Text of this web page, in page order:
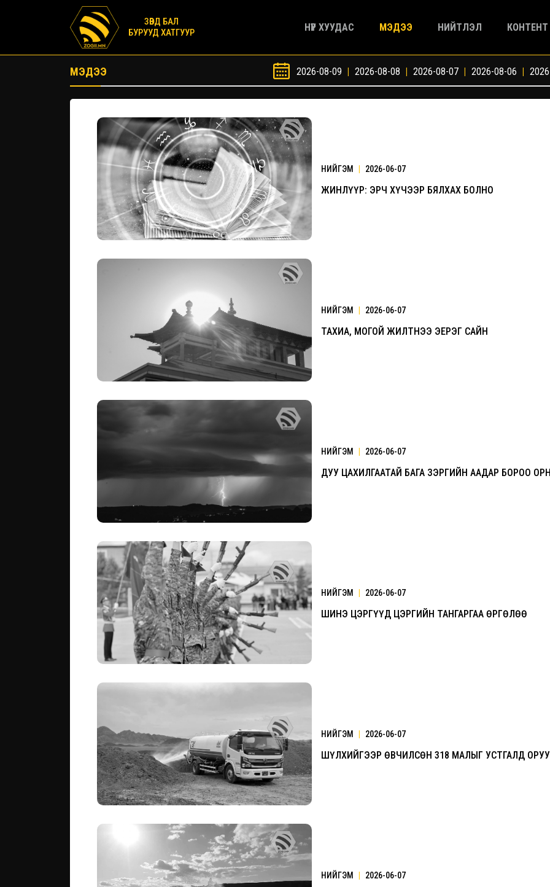
ЗӨВД БАЛ
БУРУУД ХАТГУУР
НҮҮР ХУУДАС МЭДЭЭ НИЙТЛЭЛ КОНТЕНТ
МЭДЭЭ 2026-08-09 | 2026-08-08 | 2026-08-07 | 2026-08-06 |
НИЙГЭМ | 2026-06-07
ЖИНЛҮҮР: ЭРЧ ХҮЧЭЭР БЯЛХАХ БОЛНО
НИЙГЭМ | 2026-06-07
ТАХИА, МОГОЙ ЖИЛТНЭЭ ЭЕРЭГ САЙН
НИЙГЭМ | 2026-06-07
ДУУ ЦАХИЛГААТАЙ БАГА ЗЭРГИЙН ААДАР БОРОО
НИЙГЭМ | 2026-06-07
ШИНЭ ЦЭРГҮҮД ЦЭРГИЙН ТАНГАРГАА ӨРГӨЛӨӨ
НИЙГЭМ | 2026-06-07
ШҮЛХИЙГЭЭР ӨВЧИЛСӨН 318 МАЛЫГ УСТГАЛД
НИЙГЭМ | 2026-06-07